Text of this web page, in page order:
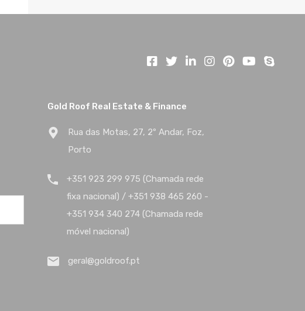
Gold Roof Real Estate & Finance
Rua das Motas, 27, 2º Andar, Foz,
Porto
+351 923 299 975 (Chamada rede
fixa nacional) / +351 938 465 260 -
+351 934 340 274 (Chamada rede
móvel nacional)
geral@goldroof.pt